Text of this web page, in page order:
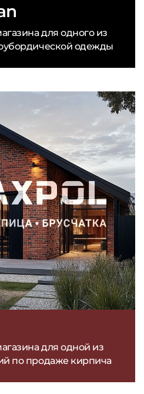
для одной из
по продаже кирпича
для одного из
одежды